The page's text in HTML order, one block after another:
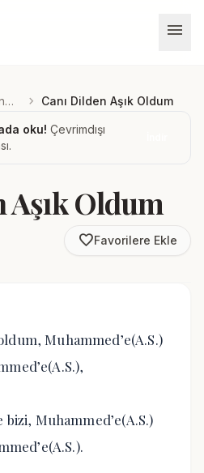
menu
Mehmet Emin Ay chevron_right Canı Dilden Aşık Oldum
oku! Çevrimdışı
Aşık Oldum
favorite_borderFavorilere Ekle
Muhammed’e(A.S.)
bizi, Muhammed’e(A.S.)